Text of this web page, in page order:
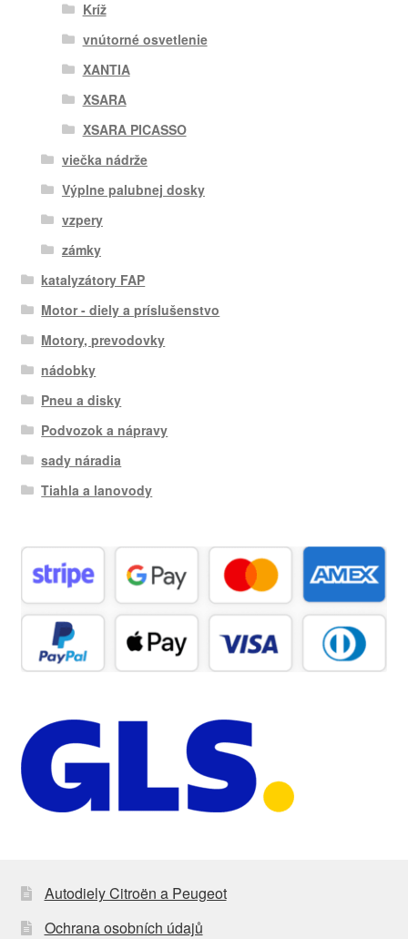
Kríž
vnútorné osvetlenie
XANTIA
XSARA
XSARA PICASSO
viečka nádrže
Výplne palubnej dosky
vzpery
zámky
katalyzátory FAP
Motor - diely a príslušenstvo
Motory, prevodovky
nádobky
Pneu a disky
Podvozok a nápravy
sady náradia
Tiahla a lanovody
Autodiely Citroën a Peugeot
Ochrana osobních údajů